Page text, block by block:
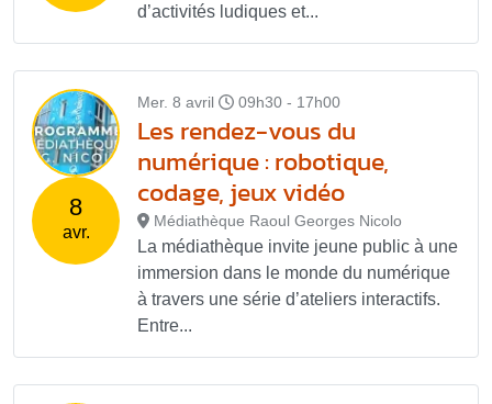
d’activités ludiques et...
8
avr.
Mer. 8 avril 09h30 - 17h00
Les rendez-vous du
numérique : robotique,
codage, jeux vidéo
Médiathèque Raoul Georges Nicolo
La médiathèque invite jeune public à une
immersion dans le monde du numérique
à travers une série d’ateliers interactifs.
Entre...